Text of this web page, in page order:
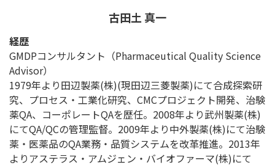
古田土 真一
経歴
GMDPコンサルタント（Pharmaceutical Quality Science
Advisor）
1979年より田辺製薬(株)(現田辺三菱製薬)にて合成探索研
究、プロセス・工業化研究、CMCプロジェクト開発、治験
薬QA、コーポレートQAを歴任。2008年より武州製薬(株)
にてQA/QCの管理監督。2009年より中外製薬(株)にて治験
薬・医薬品のQA業務・品質システムを改革推進。2013年
よりアステラス・アムジェン・バイオファーマ(株)にて